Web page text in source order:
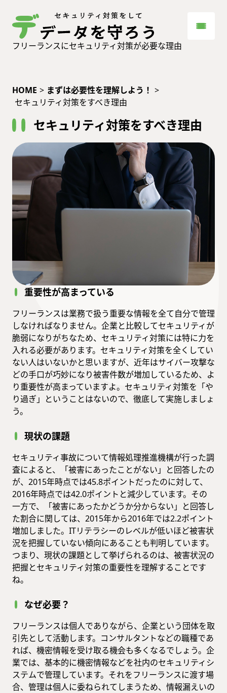
フリーランスにセキュリティ対策が必要な理由
HOME > まずは必要性を理解しよう！ >
セキュリティ対策をすべき理由
セキュリティ対策をすべき理由
重要性が高まっている
フリーランスは業務で扱う重要な情報を全て自分で管理
しなければなりません。企業と比較してセキュリティが
脆弱になりがちなため、セキュリティ対策には特に力を
入れる必要があります。セキュリティ対策を全くしてい
ない人はいないかと思いますが、近年はサイバー攻撃な
どの手口が巧妙になり被害件数が増加しているため、よ
り重要性が高まっていますよ。セキュリティ対策を「や
り過ぎ」ということはないので、徹底して実施しましょ
う。
現状の課題
セキュリティ事故について情報処理推進機構が行った調
査によると、「被害にあったことがない」と回答したの
が、2015年時点では45.8ポイントだったのに対して、
2016年時点では42.0ポイントと減少しています。その
一方で、「被害にあったかどうか分からない」と回答し
た割合に関しては、2015年から2016年では2.2ポイント
増加しました。ITリテラシーのレベルが低いほど被害状
況を把握していない傾向にあることも判明しています。
つまり、現状の課題として挙げられるのは、被害状況の
把握とセキュリティ対策の重要性を理解することです
ね。
なぜ必要？
フリーランスは個人でありながら、企業という団体を取
引先として活動します。コンサルタントなどの職種であ
れば、機密情報を受け取る機会も多くなるでしょう。企
業では、基本的に機密情報などを社内のセキュリティシ
ステムで管理しています。それをフリーランスに渡す場
合、管理は個人に委ねられてしまうため、情報漏えいの